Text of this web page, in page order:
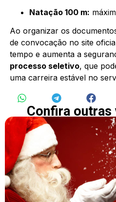
Natação 100 m:
Ao organizar os
de convocação no site
tempo e aumenta a
processo seletivo, que
uma carreira estável no
Confira outras